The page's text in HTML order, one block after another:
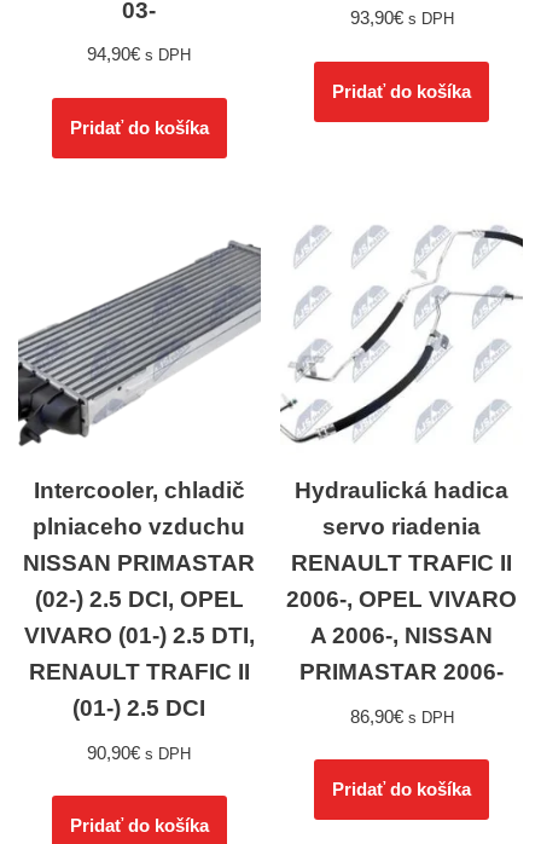
03-
94,90€ s DPH
Pridať do košíka
93,90€ s DPH
Pridať do košíka
Intercooler, chladič
plniaceho vzduchu
NISSAN PRIMASTAR
(02-) 2.5 DCI, OPEL
VIVARO (01-) 2.5 DTI,
RENAULT TRAFIC II
(01-) 2.5 DCI
90,90€ s DPH
Pridať do košíka
Hydraulická hadica
servo riadenia
RENAULT TRAFIC II
2006-, OPEL VIVARO
A 2006-, NISSAN
PRIMASTAR 2006-
86,90€ s DPH
Pridať do košíka